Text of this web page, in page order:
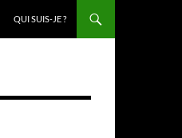
QUI SUIS-JE ?